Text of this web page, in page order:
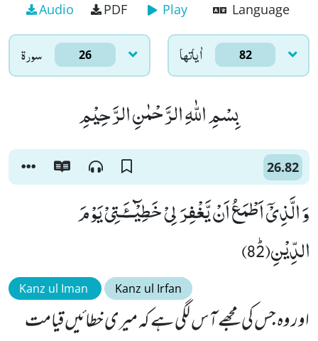
Audio PDF Play Language
سورۃ 26 اٰياتها 82
بِسْمِ اللّٰهِ الرَّحْمٰنِ الرَّحِیْمِ
26.82
وَ الَّذِیْۤ اَطْمَعُ اَنْ یَّغْفِرَ لِیْ خَطِیْٓــٴَـتِیْ یَوْمَ
الدِّیْنِﭤ(82)
Kanz ul Iman Kanz ul Irfan
اور وہ جس کی مجھے آس لگی ہے کہ میری خطائیں قیامت